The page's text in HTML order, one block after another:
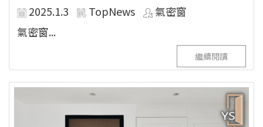
2025.1.3 TopNews
氣密窗
氣密窗...
繼續閱讀